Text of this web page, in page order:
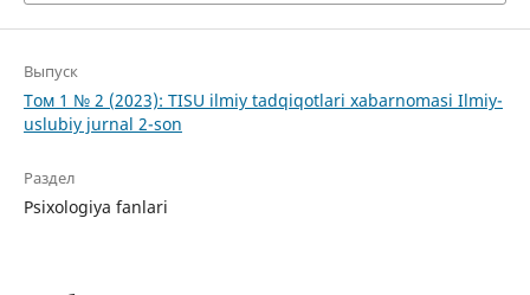
Выпуск
Том 1 № 2 (2023): TISU ilmiy tadqiqotlari xabarnomasi Ilmiy-
uslubiy jurnal 2-son
Раздел
Psixologiya fanlari